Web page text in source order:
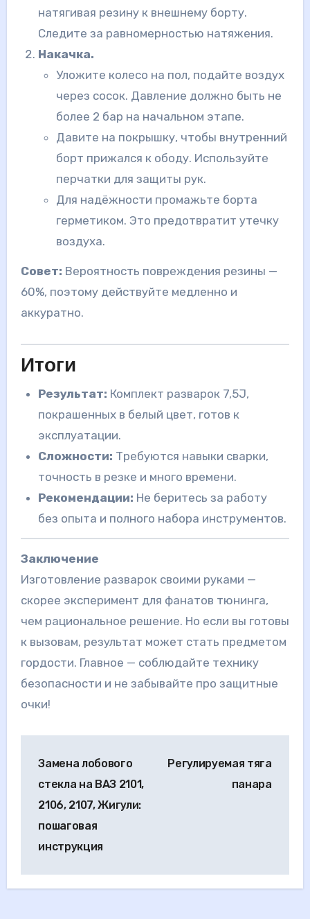
натягивая резину к внешнему борту.
Следите за равномерностью натяжения.
Накачка.
Уложите колесо на пол, подайте воздух
через сосок. Давление должно быть не
более 2 бар на начальном этапе.
Давите на покрышку, чтобы внутренний
борт прижался к ободу. Используйте
перчатки для защиты рук.
Для надёжности промажьте борта
герметиком. Это предотвратит утечку
воздуха.
Совет: Вероятность повреждения резины —
60%, поэтому действуйте медленно и
аккуратно.
Итоги
Результат: Комплект разварок 7,5J,
покрашенных в белый цвет, готов к
эксплуатации.
Сложности: Требуются навыки сварки,
точность в резке и много времени.
Рекомендации: Не беритесь за работу
без опыта и полного набора инструментов.
Заключение
Изготовление разварок своими руками —
скорее эксперимент для фанатов тюнинга,
чем рациональное решение. Но если вы готовы
к вызовам, результат может стать предметом
гордости. Главное — соблюдайте технику
безопасности и не забывайте про защитные
очки!
по
записям
Замена лобового
стекла на ВАЗ 2101,
2106, 2107, Жигули:
пошаговая
инструкция
Регулируемая тяга
панара